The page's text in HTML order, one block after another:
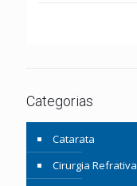
Categorias
Catarata
Cirurgia Refrativa